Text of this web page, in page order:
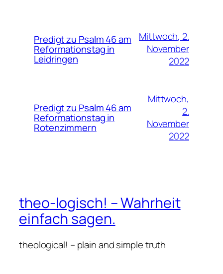
Predigt zu Psalm 46 am
Reformationstag in
Leidringen
Mittwoch, 2.
November
2022
Predigt zu Psalm 46 am
Reformationstag in
Rotenzimmern
Mittwoch,
2.
November
2022
theo-logisch! – Wahrheit
einfach sagen.
theological! – plain and simple truth